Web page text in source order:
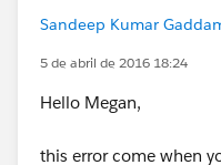
Sandeep Kumar
5 de abril de 2016 18:24
Hello Megan,
this error come when